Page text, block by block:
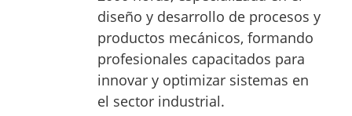
diseño y desarrollo de procesos y
productos mecánicos, formando
profesionales capacitados para
innovar y optimizar sistemas en
el sector industrial.